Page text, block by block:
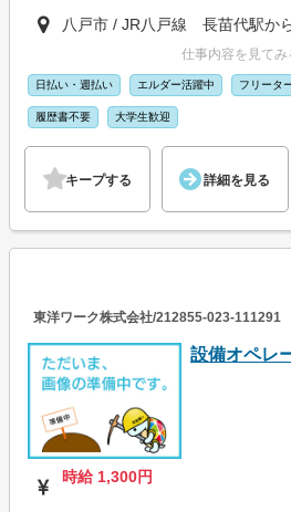
八戸市 / JR八戸線 長苗代駅か
仕事内容を見て
日払い・週払い エルダー活躍中 フリータ
履歴書不要 大学生歓迎
キープする 詳細を見る
東洋ワーク株式会社/212855-023-111291
設備オペレ
時給 1,300円